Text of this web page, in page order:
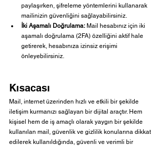
paylaşırken, şifreleme yöntemlerini kullanarak
mailinizin güvenliğini sağlayabilirsiniz.
İki Aşamalı Doğrulama: Mail hesabınız için iki
aşamalı doğrulama (2FA) özelliğini aktif hale
getirerek, hesabınıza izinsiz erişimi
önleyebilirsiniz.
Kısacası
Mail, internet üzerinden hızlı ve etkili bir şekilde
iletişim kurmanızı sağlayan bir dijital araçtır. Hem
kişisel hem de iş amaçlı olarak yaygın bir şekilde
kullanılan mail, güvenlik ve gizlilik konularına dikkat
edilerek kullanıldığında, güvenli ve verimli bir